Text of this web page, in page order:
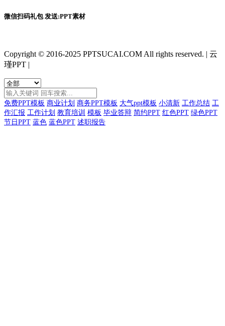
微信扫码礼包 发送:PPT素材
Copyright © 2016-2025 PPTSUCAI.COM All rights reserved. | 云
瑾PPT |
免费PPT模板 商业计划 商务PPT模板 大气ppt模板 小清新 工作总结 工
作汇报 工作计划 教育培训 模板 毕业答辩 简约PPT 红色PPT 绿色PPT
节日PPT 蓝色 蓝色PPT 述职报告